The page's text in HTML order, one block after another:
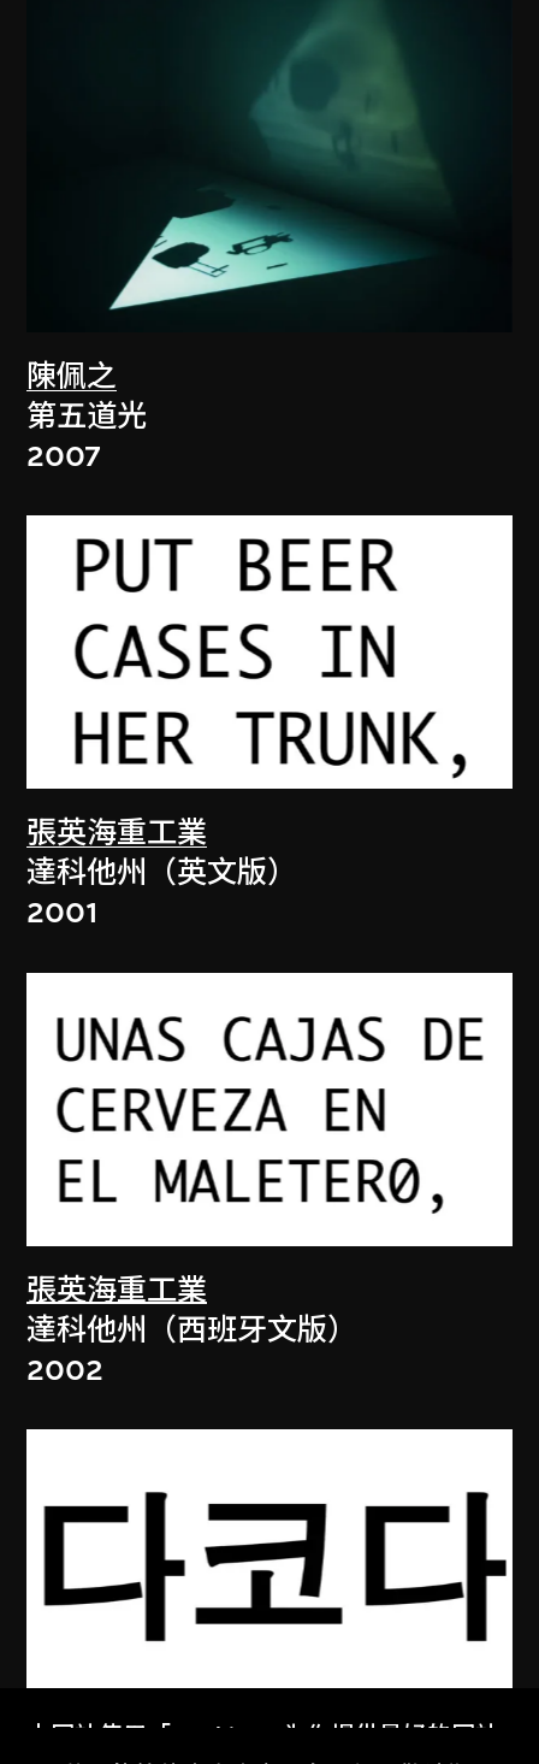
陳佩之
第五道光
2007
張英海重工業
達科他州（英文版）
2001
張英海重工業
達科他州（西班牙文版）
2002
本网站使用「Cookies」为你提供最好的网站